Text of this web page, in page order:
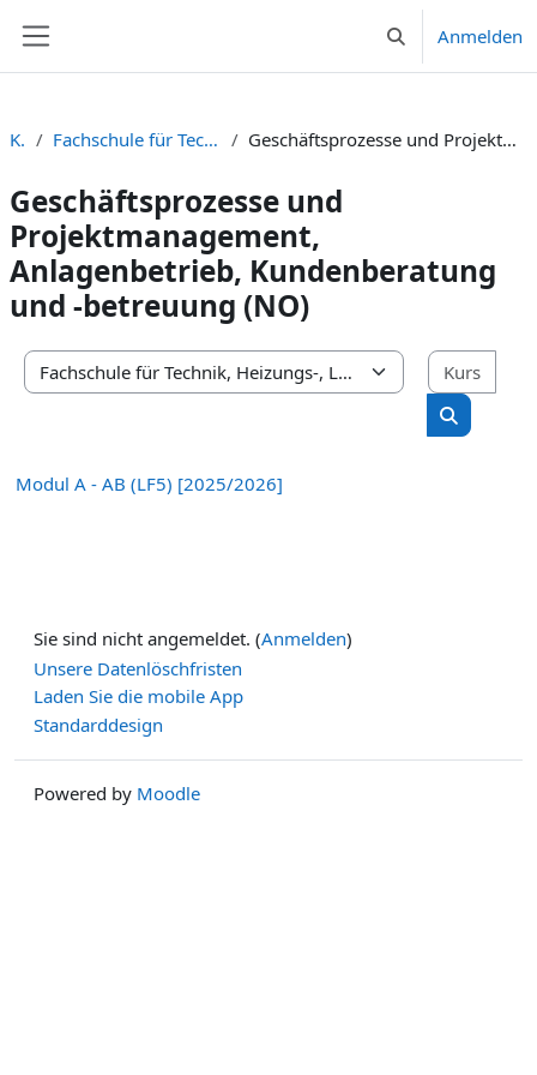
Sucheingabe
Anmelden
Kurse Fachschule für Technik, Heizungs-, Lüftungs- und Klimatechnik Geschäftsprozesse und Projektmanagement, Anlagenbetrieb, Kundenberatung und -betreuung (NO)
Geschäftsprozesse und
Projektmanagement,
Anlagenbetrieb, Kundenberatung
und -betreuung (NO)
Kursbereiche
Kurse
Modul A - AB (LF5) [2025/2026]
Sie sind nicht angemeldet. (Anmelden)
Unsere Datenlöschfristen
Laden Sie die mobile App
Standarddesign
Powered by Moodle